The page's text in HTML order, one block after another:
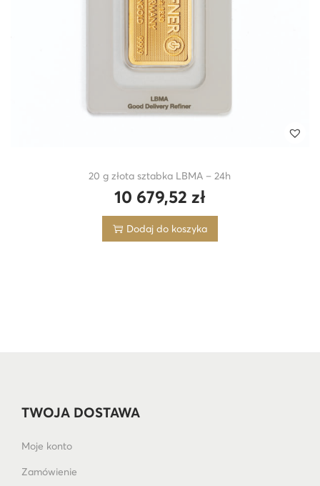
20 g złota sztabka LBMA – 24h
10 679,52 zł
Dodaj do koszyka
TWOJA DOSTAWA
Moje konto
Zamówienie